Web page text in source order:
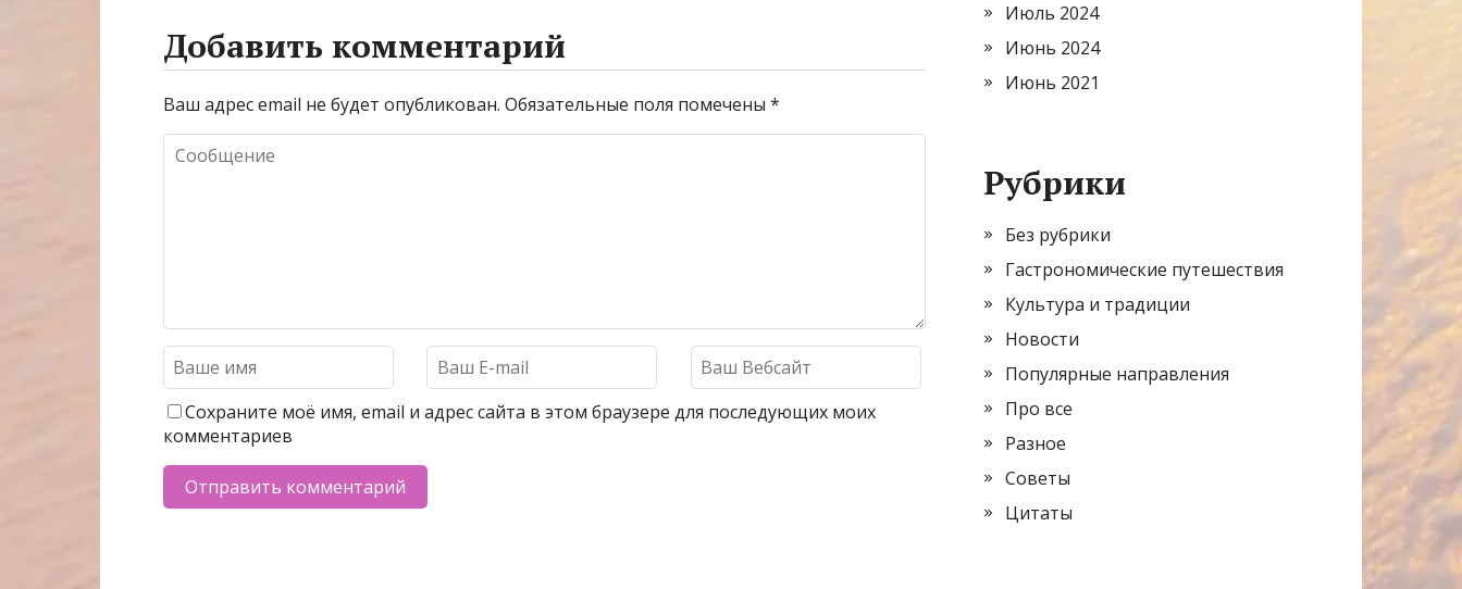
Добавить комментарий
Ваш адрес email не будет опубликован. Обязательные поля помечены *
Сохраните моё имя, email и адрес сайта в этом браузере для последующих моих
комментариев
Июль 2024
Июнь 2024
Июнь 2021
Рубрики
Без рубрики
Гастрономические путешествия
Культура и традиции
Новости
Популярные направления
Про все
Разное
Советы
Цитаты